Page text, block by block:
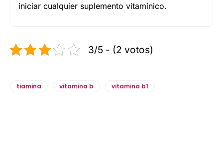
iniciar cualquier suplemento vitamínico.
3/5 - (2 votos)
tiamina vitamina b vitamina b1